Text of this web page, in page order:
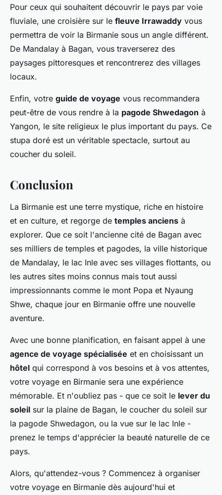
Pour ceux qui souhaitent découvrir le pays par voie
fluviale, une croisière sur le fleuve Irrawaddy vous
permettra de voir la Birmanie sous un angle différent.
De Mandalay à Bagan, vous traverserez des
paysages pittoresques et rencontrerez des villages
locaux.
Enfin, votre guide de voyage vous recommandera
peut-être de vous rendre à la pagode Shwedagon à
Yangon, le site religieux le plus important du pays. Ce
stupa doré est un véritable spectacle, surtout au
coucher du soleil.
Conclusion
La Birmanie est une terre mystique, riche en histoire
et en culture, et regorge de temples anciens à
explorer. Que ce soit l'ancienne cité de Bagan avec
ses milliers de temples et pagodes, la ville historique
de Mandalay, le lac Inle avec ses villages flottants, ou
les autres sites moins connus mais tout aussi
impressionnants comme le mont Popa et Nyaung
Shwe, chaque jour en Birmanie offre une nouvelle
aventure.
Avec une bonne planification, en faisant appel à une
agence de voyage spécialisée et en choisissant un
hôtel qui correspond à vos besoins et à vos attentes,
votre voyage en Birmanie sera une expérience
mémorable. Et n'oubliez pas - que ce soit le lever du
soleil sur la plaine de Bagan, le coucher du soleil sur
la pagode Shwedagon, ou la vue sur le lac Inle -
prenez le temps d'apprécier la beauté naturelle de ce
pays.
Alors, qu'attendez-vous ? Commencez à organiser
votre voyage en Birmanie dès aujourd'hui et